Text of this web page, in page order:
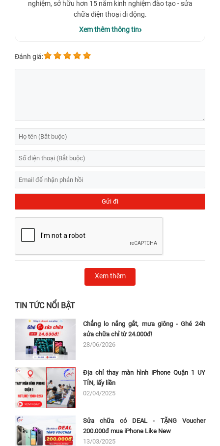
nghiệm, sở hữu hơn 15 năm kinh nghiệm đào tạo - sửa
chữa điện thoại di động.
Xem thêm thông tin
Đánh giá:
Xem thêm
TIN TỨC NỔI BẬT
Chẳng lo nắng gắt, mưa giông - Ghé 24h
sửa chữa chỉ từ 24.000đ!
28/06/2026
Địa chỉ thay màn hình iPhone Quận 1 UY
TÍN, lấy liền
02/04/2025
Sửa chữa có DEAL - TẶNG Voucher
200.000đ mua iPhone Like New
13/03/2025